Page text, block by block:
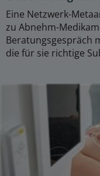
Eine Netzwerk-
zu Abnehm-
Beratungsgespräch
die für sie richtige